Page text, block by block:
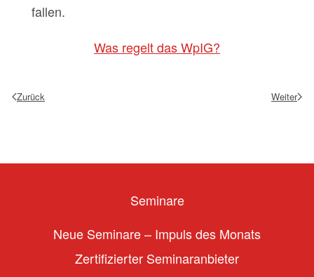
fallen.
Was regelt das WpIG?
Zurück Weiter
Seminare
Neue Seminare – Impuls des Monats
Zertifizierter Seminaranbieter